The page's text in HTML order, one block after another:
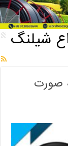
شیلنگ
صورت